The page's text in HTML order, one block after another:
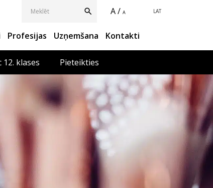
LAT
A / A
Profesijas Uzņemšana Kontakti
klases Pieteikties